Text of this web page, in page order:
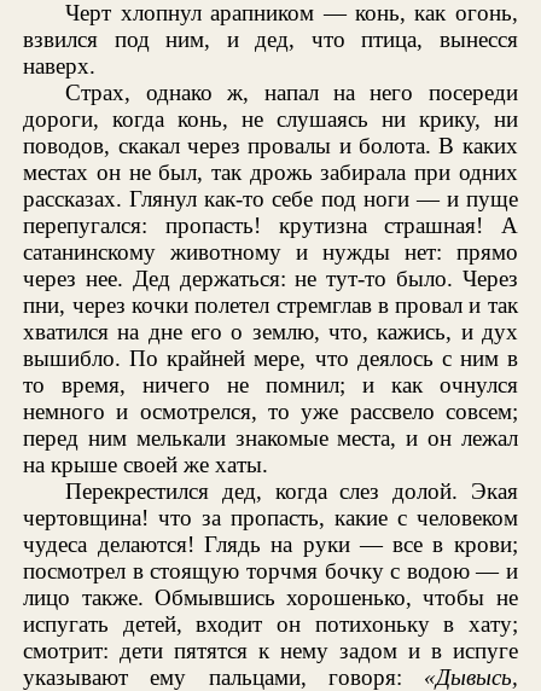
Черт хлопнул арапником — конь, как огонь,
взвился под ним, и дед, что птица, вынесся
наверх.
Страх, однако ж, напал на него посереди
дороги, когда конь, не слушаясь ни крику, ни
поводов, скакал через провалы и болота. В каких
местах он не был, так дрожь забирала при одних
рассказах. Глянул как-то себе под ноги — и пуще
перепугался: пропасть! крутизна страшная! А
сатанинскому животному и нужды нет: прямо
через нее. Дед держаться: не тут-то было. Через
пни, через кочки полетел стремглав в провал и так
хватился на дне его о землю, что, кажись, и дух
вышибло. По крайней мере, что деялось с ним в
то время, ничего не помнил; и как очнулся
немного и осмотрелся, то уже рассвело совсем;
перед ним мелькали знакомые места, и он лежал
на крыше своей же хаты.
Перекрестился дед, когда слез долой. Экая
чертовщина! что за пропасть, какие с человеком
чудеса делаются! Глядь на руки — все в крови;
посмотрел в стоящую торчмя бочку с водою — и
лицо также. Обмывшись хорошенько, чтобы не
испугать детей, входит он потихоньку в хату;
смотрит: дети пятятся к нему задом и в испуге
указывают ему пальцами, говоря: «Дывысь,